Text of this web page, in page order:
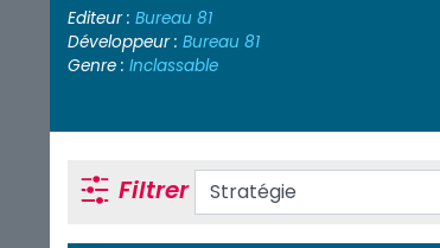
Editeur : Bureau 81
Développeur : Bureau 81
Genre : Inclassable
Filtrer